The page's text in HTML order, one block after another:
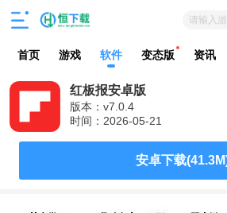
请输入
首页 游戏 软件 变态版 资讯
红板报安卓版
版本：v7.0.4
时间：2026-05-21
安卓下载